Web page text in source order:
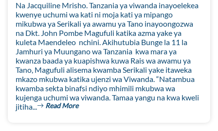
Na Jacquiline Mrisho. Tanzania ya viwanda inayoelekea
kwenye uchumi wa kati ni moja kati ya mipango
mikubwa ya Serikali ya awamu ya Tano inayoongozwa
na Dkt. John Pombe Magufuli katika azma yake ya
kuleta Maendeleo nchini. Akihutubia Bunge la 11 la
Jamhuri ya Muungano wa Tanzania kwa mara ya
kwanza baada ya kuapishwa kuwa Rais wa awamu ya
Tano, Magufuli alisema kwamba Serikali yake itaweka
mkazo mkubwa katika ujenzi wa Viwanda. “Natambua
kwamba sekta binafsi ndiyo mhimili mkubwa wa
kujenga uchumi wa viwanda. Tamaa yangu na kwa kweli
jitiha...
Read More